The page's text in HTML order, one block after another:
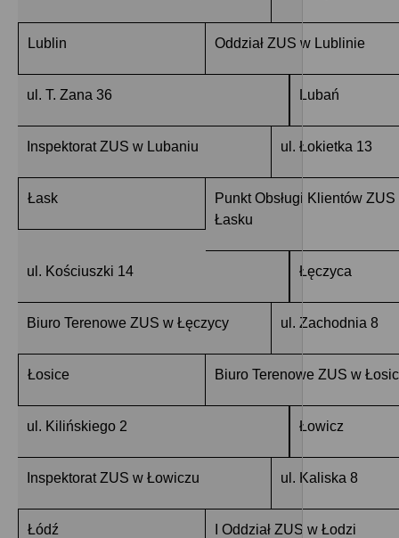
Lublin Oddział ZUS w Lublinie
ul. T. Zana 36 Lubań
Inspektorat ZUS w Lubaniu ul. Łokietka 13
Łask
Punkt Obsługi Klientów ZUS
Łasku
ul. Kościuszki 14 Łęczyca
Biuro Terenowe ZUS w Łęczycy ul. Zachodnia 8
Łosice Biuro Terenowe ZUS w
ul. Kilińskiego 2 Łowicz
Inspektorat ZUS w Łowiczu ul. Kaliska 8
Łódź I Oddział ZUS w Łodzi